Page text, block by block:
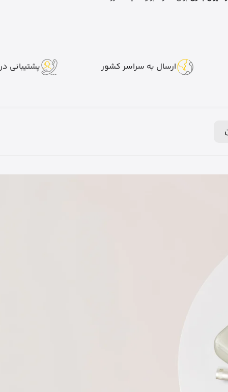
ارسال به سراسر کشور پشتیبانی در 7 روز